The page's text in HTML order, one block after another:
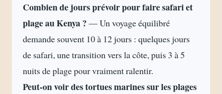
Combien de jours prévoir pour faire safari et
plage au Kenya ? — Un voyage équilibré
demande souvent 10 à 12 jours : quelques jours
de safari, une transition vers la côte, puis 3 à 5
nuits de plage pour vraiment ralentir.
Peut-on voir des tortues marines sur les plages